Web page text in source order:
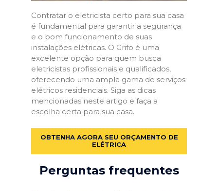
Contratar o eletricista certo para sua casa
é fundamental para garantir a segurança
e o bom funcionamento de suas
instalações elétricas. O Grifo é uma
excelente opção para quem busca
eletricistas profissionais e qualificados,
oferecendo uma ampla gama de serviços
elétricos residenciais. Siga as dicas
mencionadas neste artigo e faça a
escolha certa para sua casa.
OBTENHA AGORA SEU ORÇAMENTO DE
ELÉTRICA
Perguntas frequentes